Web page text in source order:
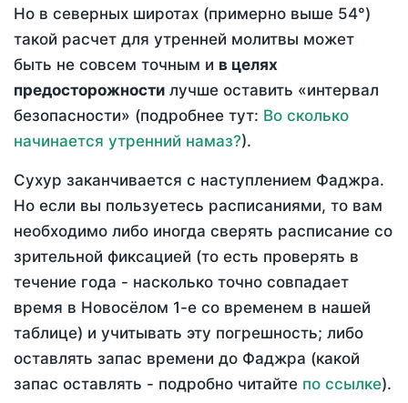
Но в северных широтах (примерно выше 54°)
такой расчет для утренней молитвы может
быть не совсем точным и в целях
предосторожности лучше оставить «интервал
безопасности» (подробнее тут: Во сколько
начинается утренний намаз?).
Сухур заканчивается с наступлением Фаджра.
Но если вы пользуетесь расписаниями, то вам
необходимо либо иногда сверять расписание со
зрительной фиксацией (то есть проверять в
течение года - насколько точно совпадает
время в Новосёлом 1-е со временем в нашей
таблице) и учитывать эту погрешность; либо
оставлять запас времени до Фаджра (какой
запас оставлять - подробно читайте по ссылке).